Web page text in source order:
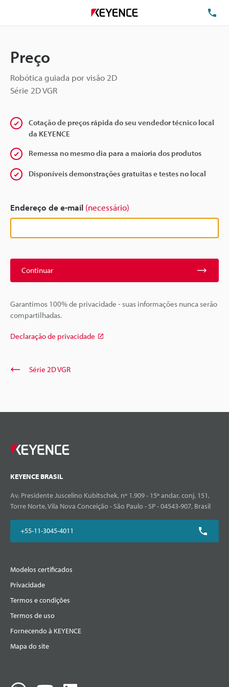
Preço
Robótica guiada por visão 2D
Série 2D VGR
Cotação de preços rápida do seu vendedor técnico local
da KEYENCE
Remessa no mesmo dia para a maioria dos produtos
Disponíveis demonstrações gratuitas e testes no local
Endereço de e-mail (necessário)
Continuar
Garantimos 100% de privacidade - suas informações nunca serão
compartilhadas.
Declaração de privacidade
Série 2D VGR
KEYENCE BRASIL
Av. Presidente Juscelino Kubitschek, nº 1.909 - 15º andar, conj. 151,
Torre Norte, Vila Nova Conceição - São Paulo - SP - 04543-907, Brasil
+55-11-3045-4011
Modelos certificados
Privacidade
Termos e condições
Termos de uso
Fornecendo à KEYENCE
Mapa do site